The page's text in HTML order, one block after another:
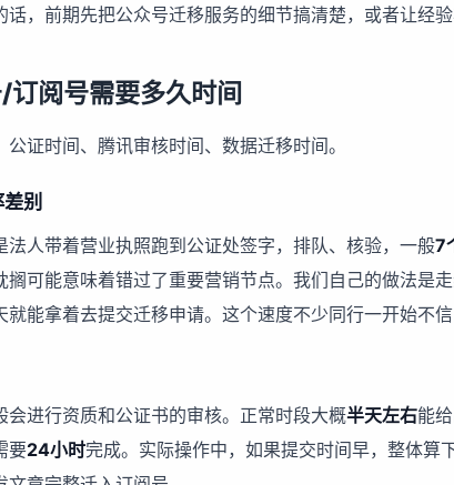
话，前期先把公众号迁移服务的细节搞清楚，或者让经
阅号需要多久时间
证时间、腾讯审核时间、数据迁移时间。
别
人带着营业执照跑到公证处签字，排队、核验，一般7
可能意味着错过了重要营销节点。我们自己的做法是走
能拿着去提交迁移申请。这个速度不少同行一开始不
进行资质和公证书的审核。正常时段大概半天左右能
要24小时完成。实际操作中，如果提交时间早，整体算